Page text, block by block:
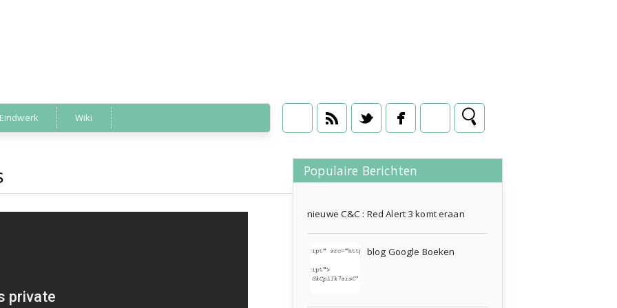
Eindwerk Wiki
Populaire Berichten
nieuwe C&C : Red Alert 3 komt eraan
blog Google Boeken